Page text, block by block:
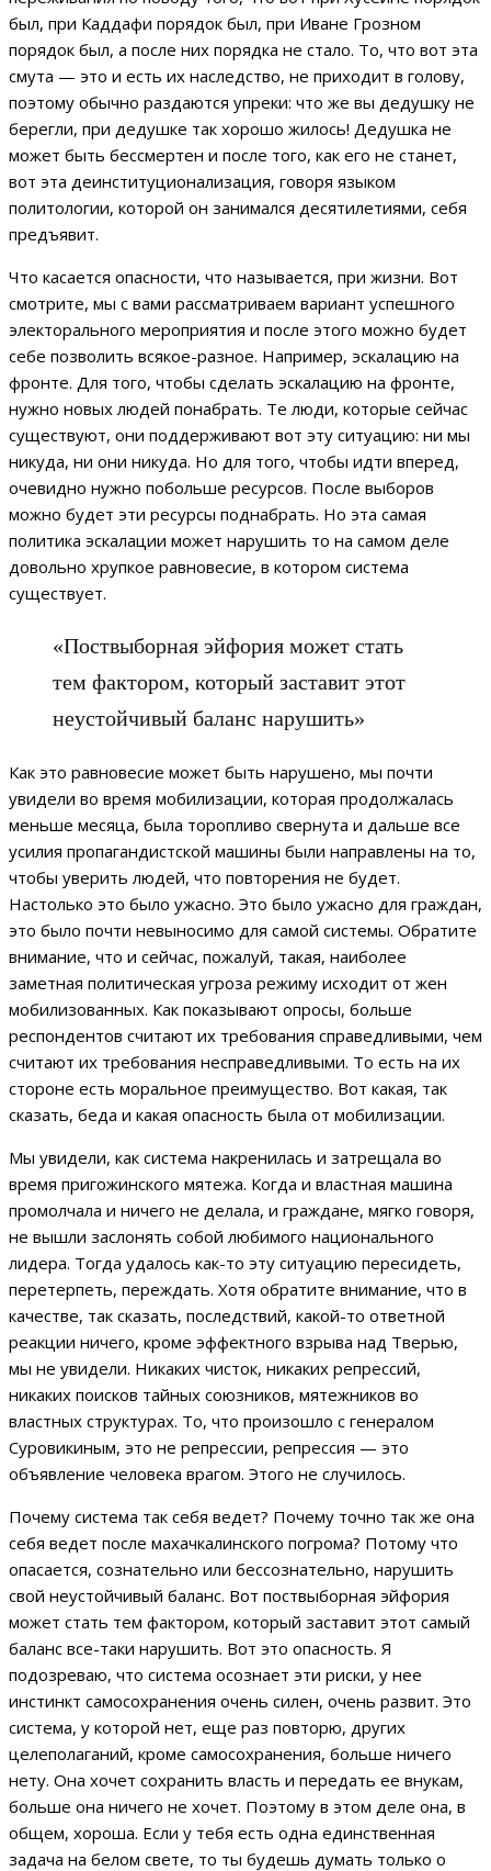
был, при Каддафи порядок был, при Иване Грозном
порядок был, а после них порядка не стало. То, что вот эта
смута — это и есть их наследство, не приходит в голову,
поэтому обычно раздаются упреки: что же вы дедушку не
берегли, при дедушке так хорошо жилось! Дедушка не
может быть бессмертен и после того, как его не станет,
вот эта деинституционализация, говоря языком
политологии, которой он занимался десятилетиями, себя
предъявит.
Что касается опасности, что называется, при жизни. Вот
смотрите, мы с вами рассматриваем вариант успешного
электорального мероприятия и после этого можно будет
себе позволить всякое-разное. Например, эскалацию на
фронте. Для того, чтобы сделать эскалацию на фронте,
нужно новых людей понабрать. Те люди, которые сейчас
существуют, они поддерживают вот эту ситуацию: ни мы
никуда, ни они никуда. Но для того, чтобы идти вперед,
очевидно нужно побольше ресурсов. После выборов
можно будет эти ресурсы поднабрать. Но эта самая
политика эскалации может нарушить то на самом деле
довольно хрупкое равновесие, в котором система
существует.
«Поствыборная эйфория может стать
тем фактором, который заставит этот
неустойчивый баланс нарушить»
Как это равновесие может быть нарушено, мы почти
увидели во время мобилизации, которая продолжалась
меньше месяца, была торопливо свернута и дальше все
усилия пропагандистской машины были направлены на то,
чтобы уверить людей, что повторения не будет.
Настолько это было ужасно. Это было ужасно для граждан,
это было почти невыносимо для самой системы. Обратите
внимание, что и сейчас, пожалуй, такая, наиболее
заметная политическая угроза режиму исходит от жен
мобилизованных. Как показывают опросы, больше
респондентов считают их требования справедливыми, чем
считают их требования несправедливыми. То есть на их
стороне есть моральное преимущество. Вот какая, так
сказать, беда и какая опасность была от мобилизации.
Мы увидели, как система накренилась и затрещала во
время пригожинского мятежа. Когда и властная машина
промолчала и ничего не делала, и граждане, мягко говоря,
не вышли заслонять собой любимого национального
лидера. Тогда удалось как-то эту ситуацию пересидеть,
перетерпеть, переждать. Хотя обратите внимание, что в
качестве, так сказать, последствий, какой-то ответной
реакции ничего, кроме эффектного взрыва над Тверью,
мы не увидели. Никаких чисток, никаких репрессий,
никаких поисков тайных союзников, мятежников во
властных структурах. То, что произошло с генералом
Суровикиным, это не репрессии, репрессия — это
объявление человека врагом. Этого не случилось.
Почему система так себя ведет? Почему точно так же она
себя ведет после махачкалинского погрома? Потому что
опасается, сознательно или бессознательно, нарушить
свой неустойчивый баланс. Вот поствыборная эйфория
может стать тем фактором, который заставит этот самый
баланс все-таки нарушить. Вот это опасность. Я
подозреваю, что система осознает эти риски, у нее
инстинкт самосохранения очень силен, очень развит. Это
система, у которой нет, еще раз повторю, других
целеполаганий, кроме самосохранения, больше ничего
нету. Она хочет сохранить власть и передать ее внукам,
больше она ничего не хочет. Поэтому в этом деле она, в
общем, хороша. Если у тебя есть одна единственная
задача на белом свете, то ты будешь думать только о